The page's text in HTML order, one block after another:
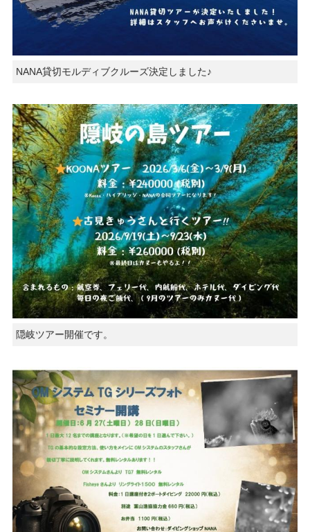
NANA貸切モルディブクルーズ決定しました♪
隠岐ツアー開催です。